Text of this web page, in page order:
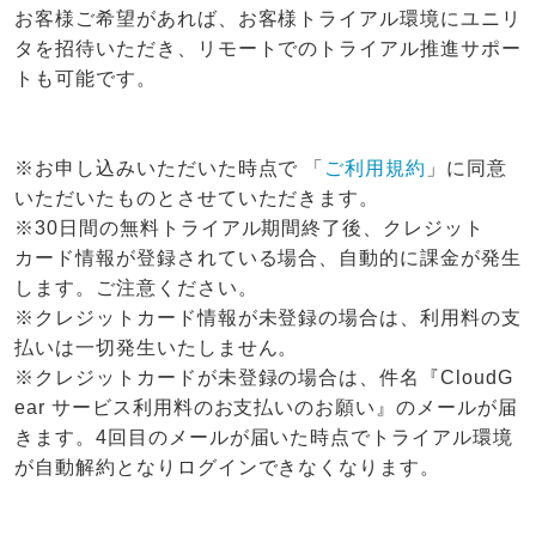
お客様ご希望があれば、お客様トライアル環境にユニリ
タを招待いただき、リモートでのトライアル推進サポー
トも可能です。
※お申し込みいただいた時点で 「 ご利用規約 」に同意
いただいたものとさせていただきます。
※30日間の無料トライアル期間終了後、クレジット
カード情報が登録されている場合、自動的に課金が発生
します。ご注意ください。
※クレジットカード情報が未登録の場合は、利用料の支
払いは一切発生いたしません。
※クレジットカードが未登録の場合は、件名『CloudG
ear サービス利用料のお支払いのお願い』のメールが届
きます。4回目のメールが届いた時点でトライアル環境
が自動解約となりログインできなくなります。